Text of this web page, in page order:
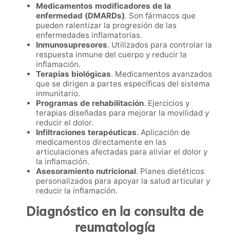
Medicamentos modificadores de la
enfermedad (DMARDs). Son fármacos que
pueden ralentizar la progresión de las
enfermedades inflamatorias.
Inmunosupresores. Utilizados para controlar la
respuesta inmune del cuerpo y reducir la
inflamación.
Terapias biológicas. Medicamentos avanzados
que se dirigen a partes específicas del sistema
inmunitario.
Programas de rehabilitación. Ejercicios y
terapias diseñadas para mejorar la movilidad y
reducir el dolor.
Infiltraciones terapéuticas. Aplicación de
medicamentos directamente en las
articulaciones afectadas para aliviar el dolor y
la inflamación.
Asesoramiento nutricional. Planes dietéticos
personalizados para apoyar la salud articular y
reducir la inflamación.
Diagnóstico en la consulta de
reumatología